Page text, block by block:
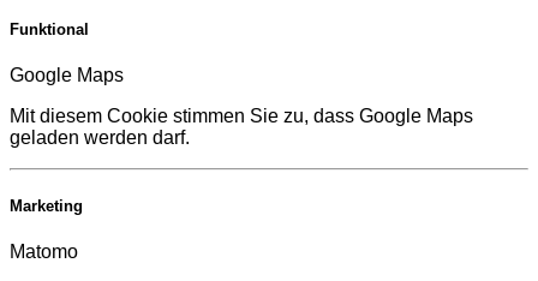
Funktional
Google Maps
Mit diesem Cookie stimmen Sie zu, dass Google Maps
geladen werden darf.
Marketing
Matomo